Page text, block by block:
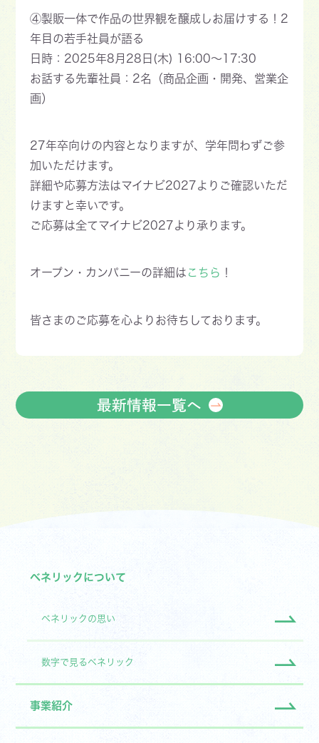
④製販一体で作品の世界観を醸成しお届けする！2
年目の若手社員が語る
日時：2025年8月28日(木) 16:00～17:30
お話する先輩社員：2名（商品企画・開発、営業企
画）
27年卒向けの内容となりますが、学年問わずご参
加いただけます。
詳細や応募方法はマイナビ2027よりご確認いただ
けますと幸いです。
ご応募は全てマイナビ2027より承ります。
オープン・カンパニーの詳細は こちら ！
皆さまのご応募を心よりお待ちしております。
最新情報一覧へ
ベネリックについて
ベネリックの思い
数字で見るベネリック
事業紹介